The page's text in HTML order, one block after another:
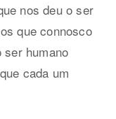
nos deu o ser
que connosco
humano
cada um